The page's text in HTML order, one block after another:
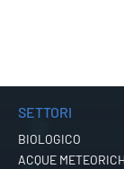
SETTORI
BIOLOGICO
ACQUE